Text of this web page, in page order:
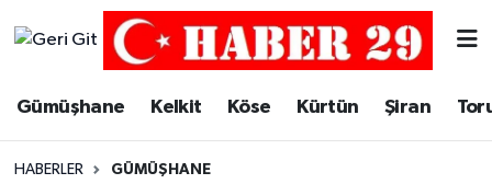
Gümüşhane Kelkit Köse Kürtün Şiran
HABERLER GÜMÜŞHANE
Merkez Trafik Yoğunluk Haritası